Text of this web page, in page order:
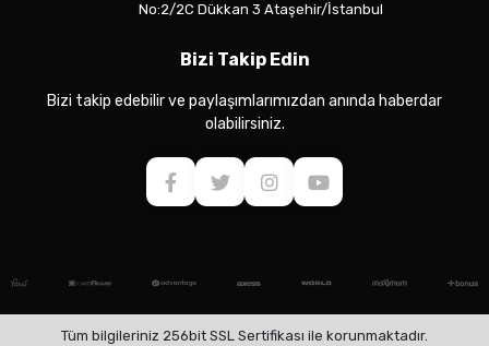
No:2/2C Dükkan 3 Ataşehir/İstanbul
Bizi Takip Edin
Bizi takip edebilir ve paylaşımlarımızdan anında haberdar
olabilirsiniz.
Tüm bilgileriniz 256bit SSL Sertifikası ile korunmaktadır.